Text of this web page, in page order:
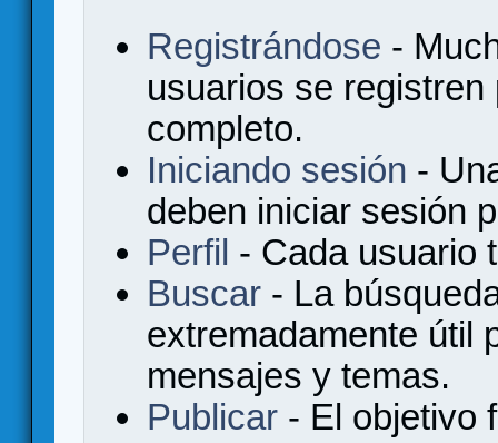
Registrándose -
usuarios se
completo.
Iniciando sesión -
deben iniciar sesión
Perfil - Cada usuario
Buscar - La
extremadamente útil
mensajes y temas.
Publicar - El objetivo